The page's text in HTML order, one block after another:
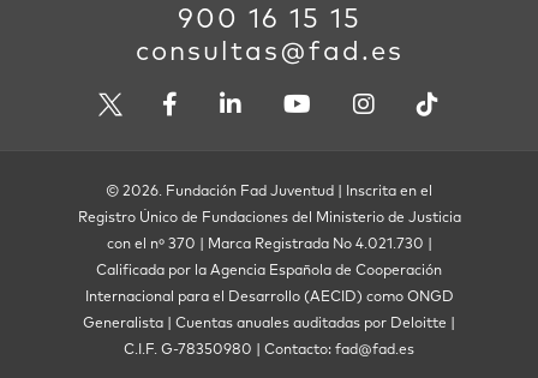
900 16 15 15
consultas@fad.es
© 2026. Fundación Fad Juventud | Inscrita en el
Registro Único de Fundaciones del Ministerio de Justicia
con el nº 370 | Marca Registrada No 4.021.730 |
Calificada por la Agencia Española de Cooperación
Internacional para el Desarrollo (AECID) como ONGD
Generalista | Cuentas anuales auditadas por Deloitte |
C.I.F. G-78350980 | Contacto: fad@fad.es